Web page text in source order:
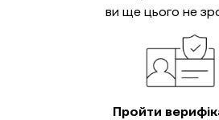
ви ще цього не
Пройти